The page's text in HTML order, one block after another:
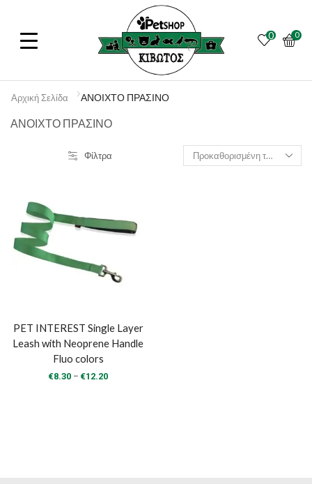
0 0
Αρχική Σελίδα ΑΝΟΙΧΤΟ ΠΡΑΣΙΝΟ
ΑΝΟΙΧΤΟ ΠΡΑΣΙΝΟ
Φίλτρα
PET INTEREST Single Layer
Leash with Neoprene Handle
Fluo colors
€8.30 – €12.20Price